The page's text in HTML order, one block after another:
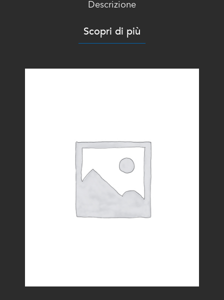
Descrizione
Scopri di più